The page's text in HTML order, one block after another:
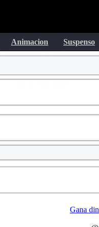
Animacion Suspenso
Gana